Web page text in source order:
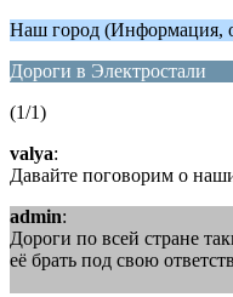
Наш город (Информация,
Дороги в Электростали
(1/1)
valya:
Давайте поговорим о
admin:
Дороги по всей стране
её брать под свою